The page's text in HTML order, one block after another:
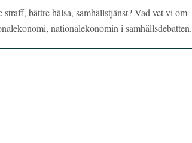
bättre hälsa, samhällstjänst? Vad vet vi om
nationalekonomin i samhällsdebatten.